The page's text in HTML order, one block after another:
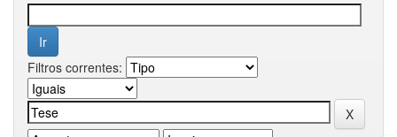
Filtros correntes: